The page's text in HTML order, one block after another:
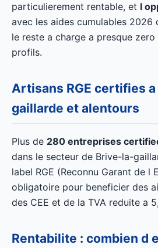
particulierement rentable, et l
avec les aides cumulables 2026
le reste a charge a presque
profils.
Artisans RGE certifies
gaillarde et alentours
Plus de 280 entreprises
dans le secteur de Brive-la-
label RGE (Reconnu Garant de l
obligatoire pour beneficier des
des CEE et de la TVA reduite a
Rentabilite : combien d